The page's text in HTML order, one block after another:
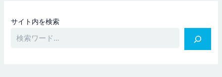
サイト内を検索